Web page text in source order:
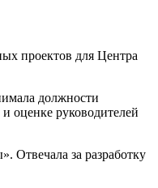
проектов для Центра
должности
оценке руководителей
Отвечала за разработку